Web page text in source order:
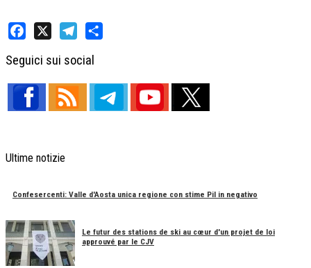
Seguici sui social
Ultime notizie
Confesercenti: Valle d'Aosta unica regione con stime Pil in negativo
Le futur des stations de ski au cœur d'un projet de loi
approuvé par le CJV